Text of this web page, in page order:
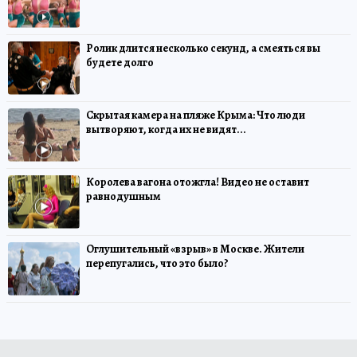
Ролик длится несколько секунд, а смеяться вы
будете долго
Скрытая камера на пляже Крыма: Что люди
вытворяют, когда их не видят...
Королева вагона отожгла! Видео не оставит
равнодушным
Оглушительный «взрыв» в Москве. Жители
перепугались, что это было?